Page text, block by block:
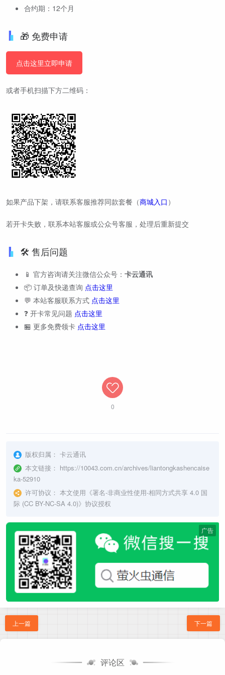
合约期：12个月
🎁 免费申请
点击这里立即申请
或者手机扫描下方二维码：
如果产品下架，请联系客服推荐同款套餐（商城入口 ）
若开卡失败，联系本站客服或公众号客服，处理后重新提交
🛠️ 售后问题
📱 官方咨询请关注微信公众号： 卡云通讯
📦 订单及快递查询 点击这里
💬 本站客服联系方式 点击这里
❓ 开卡常见问题 点击这里
🏪 更多免费领卡 点击这里
0
版权归属： 卡云通讯
本文链接： https://10043.com.cn/archives/liantongkashencaise
ka-52910
许可协议： 本文使用《署名-非商业性使用-相同方式共享 4.0 国
际 (CC BY-NC-SA 4.0)》协议授权
广告
上一篇 下一篇
评论区